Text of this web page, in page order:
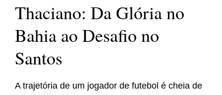
Thaciano: Da Glória no
Bahia ao Desafio no
Santos
A trajetória de um jogador de futebol é cheia de